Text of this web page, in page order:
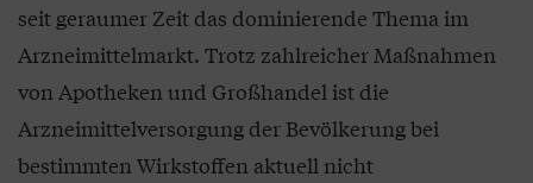
seit geraumer Zeit das dominierende Thema im
Arzneimittelmarkt. Trotz zahlreicher Maßnahmen
von Apotheken und Großhandel ist die
Arzneimittelversorgung der Bevölkerung bei
bestimmten Wirkstoffen aktuell nicht